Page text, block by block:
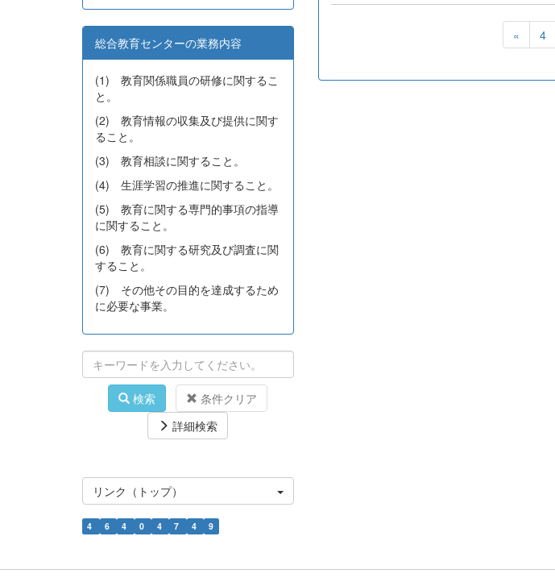
« 4
総合教育センターの業務内容
(1) 教育関係職員の研修に関するこ
と。
(2) 教育情報の収集及び提供に関す
ること。
(3) 教育相談に関すること。
(4) 生涯学習の推進に関すること。
(5) 教育に関する専門的事項の指導
に関すること。
(6) 教育に関する研究及び調査に関
すること。
(7) その他その目的を達成するため
に必要な事業。
検索
条件クリア
詳細検索
リンク（トップ）
4 6 4 0 4 7 4 9